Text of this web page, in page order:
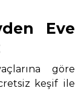
Eve
göre
keşif ile